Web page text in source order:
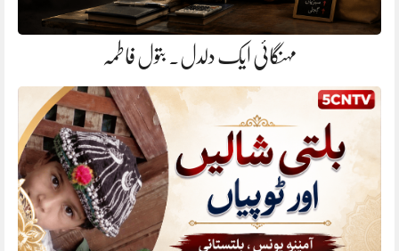
مہنگائی ایک دلدل. بتول فاطمہ